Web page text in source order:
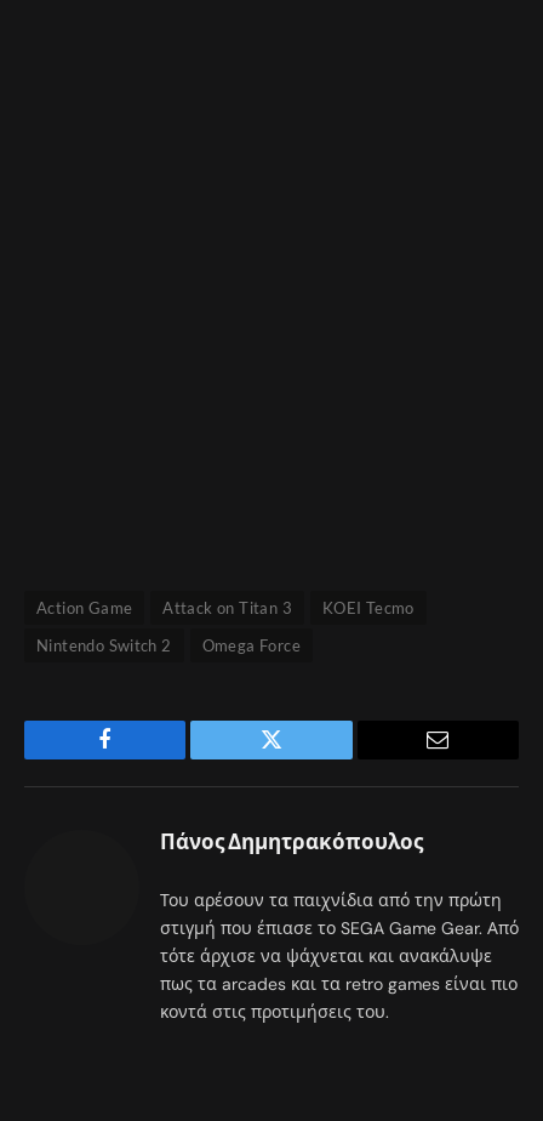
Action Game Attack on Titan 3
KOEI Tecmo
Nintendo Switch 2
Omega Force
Facebook Twitter
Πάνος Δημητρακόπουλος
Του αρέσουν τα παιχνίδια από την πρώτη
στιγμή που έπιασε το SEGA Game Gear. Από
τότε άρχισε να ψάχνεται και ανακάλυψε
πως τα arcades και τα retro games είναι πιο
κοντά στις προτιμήσεις του.